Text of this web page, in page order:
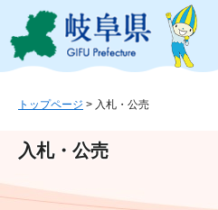
ジ
ュ
文
このページ
トップページ > 入札・公売
入札・公売